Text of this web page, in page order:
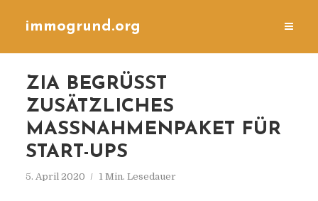
immogrund.org
ZIA BEGRÜSST Z
USÄTZLICHES M
ASSNAHMENPAKET FÜR ST
ART-UPS
5. April 2020 1 Min. Lesedauer